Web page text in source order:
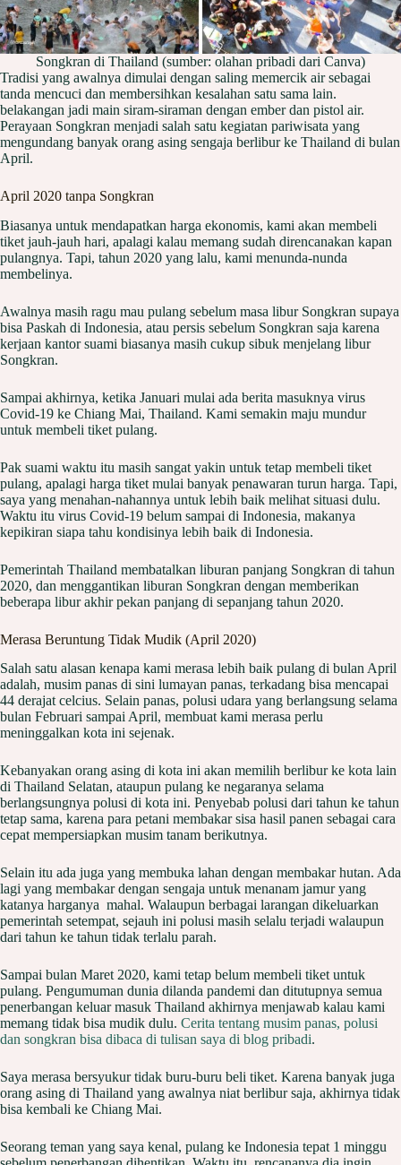
Songkran di Thailand (sumber: olahan pribadi dari Canva)
Tradisi yang awalnya dimulai dengan saling memercik air sebagai
tanda mencuci dan membersihkan kesalahan satu sama lain.
belakangan jadi main siram-siraman dengan ember dan pistol air.
Perayaan Songkran menjadi salah satu kegiatan pariwisata yang
mengundang banyak orang asing sengaja berlibur ke Thailand di bulan
April.
April 2020 tanpa Songkran
Biasanya untuk mendapatkan harga ekonomis, kami akan membeli
tiket jauh-jauh hari, apalagi kalau memang sudah direncanakan kapan
pulangnya. Tapi, tahun 2020 yang lalu, kami menunda-nunda
membelinya.
Awalnya masih ragu mau pulang sebelum masa libur Songkran supaya
bisa Paskah di Indonesia, atau persis sebelum Songkran saja karena
kerjaan kantor suami biasanya masih cukup sibuk menjelang libur
Songkran.
Sampai akhirnya, ketika Januari mulai ada berita masuknya virus
Covid-19 ke Chiang Mai, Thailand. Kami semakin maju mundur
untuk membeli tiket pulang.
Pak suami waktu itu masih sangat yakin untuk tetap membeli tiket
pulang, apalagi harga tiket mulai banyak penawaran turun harga. Tapi,
saya yang menahan-nahannya untuk lebih baik melihat situasi dulu.
Waktu itu virus Covid-19 belum sampai di Indonesia, makanya
kepikiran siapa tahu kondisinya lebih baik di Indonesia.
Pemerintah Thailand membatalkan liburan panjang Songkran di tahun
2020, dan menggantikan liburan Songkran dengan memberikan
beberapa libur akhir pekan panjang di sepanjang tahun 2020.
Merasa Beruntung Tidak Mudik (April 2020)
Salah satu alasan kenapa kami merasa lebih baik pulang di bulan April
adalah, musim panas di sini lumayan panas, terkadang bisa mencapai
44 derajat celcius. Selain panas, polusi udara yang berlangsung selama
bulan Februari sampai April, membuat kami merasa perlu
meninggalkan kota ini sejenak.
Kebanyakan orang asing di kota ini akan memilih berlibur ke kota lain
di Thailand Selatan, ataupun pulang ke negaranya selama
berlangsungnya polusi di kota ini. Penyebab polusi dari tahun ke tahun
tetap sama, karena para petani membakar sisa hasil panen sebagai cara
cepat mempersiapkan musim tanam berikutnya.
Selain itu ada juga yang membuka lahan dengan membakar hutan. Ada
lagi yang membakar dengan sengaja untuk menanam jamur yang
katanya harganya mahal. Walaupun berbagai larangan dikeluarkan
pemerintah setempat, sejauh ini polusi masih selalu terjadi walaupun
dari tahun ke tahun tidak terlalu parah.
Sampai bulan Maret 2020, kami tetap belum membeli tiket untuk
pulang. Pengumuman dunia dilanda pandemi dan ditutupnya semua
penerbangan keluar masuk Thailand akhirnya menjawab kalau kami
memang tidak bisa mudik dulu. Cerita tentang musim panas, polusi
dan songkran bisa dibaca di tulisan saya di blog pribadi.
Saya merasa bersyukur tidak buru-buru beli tiket. Karena banyak juga
orang asing di Thailand yang awalnya niat berlibur saja, akhirnya tidak
bisa kembali ke Chiang Mai.
Seorang teman yang saya kenal, pulang ke Indonesia tepat 1 minggu